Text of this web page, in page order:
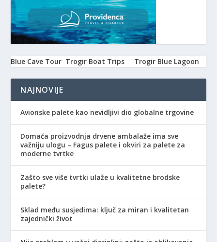
Blue Cave Tour Trogir Boat Trips Trogir Blue Lagoon
NAJNOVIJE
Avionske palete kao nevidljivi dio globalne trgovine
Domaća proizvodnja drvene ambalaže ima sve
važniju ulogu – Fagus palete i okviri za palete za
moderne tvrtke
Zašto sve više tvrtki ulaže u kvalitetne brodske
palete?
Sklad među susjedima: ključ za miran i kvalitetan
zajednički život